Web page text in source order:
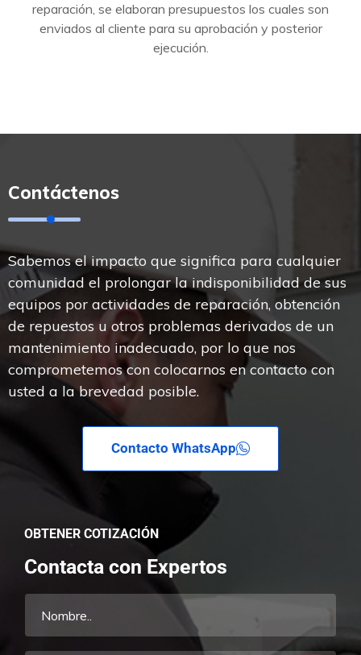
reparación, se elaboran presupuestos los cuales son
enviados al cliente para su aprobación y posterior
ejecución.
Contáctenos
Sabemos el impacto que significa para cualquier
comunidad el prolongar la indisponibilidad de sus
equipos por actividades de reparación, obtención
de repuestos u otros problemas derivados de un
mantenimiento inadecuado, por lo que nos
comprometemos con colocarnos en contacto con
usted a la brevedad posible.
Contacto WhatsApp
OBTENER COTIZACIÓN
Contacta con Expertos